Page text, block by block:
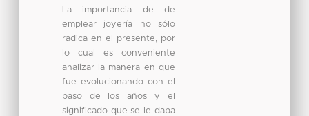
La importancia de de
emplear joyería no sólo
radica en el presente, por
lo cual es conveniente
analizar la manera en que
fue evolucionando con el
paso de los años y el
significado que se le daba